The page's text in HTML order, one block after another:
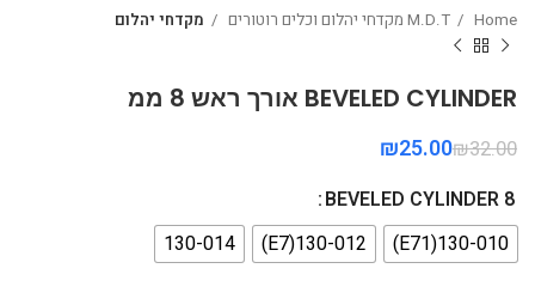
Home M.D.T מקדחי יהלום וכלים רוטורים מקדחי יהלום
BEVELED CYLINDER אורך ראש 8 ממ
₪32.00
₪25.00
BEVELED CYLINDER 8
130-010(E71)
130-012(E7)
130-014